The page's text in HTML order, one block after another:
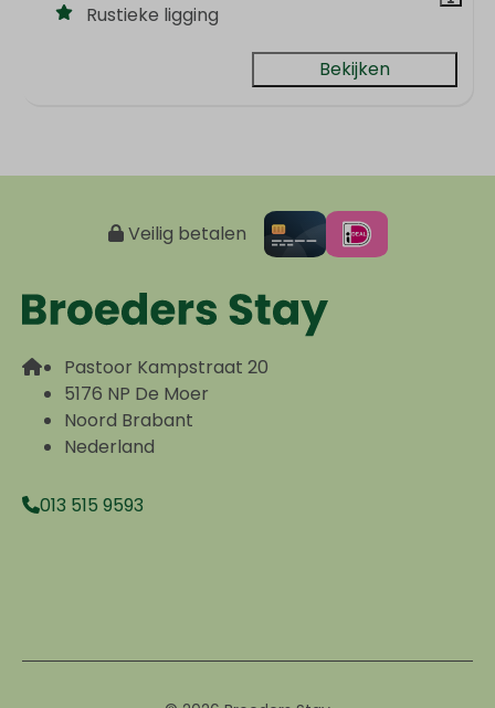
Rustieke ligging
Bekijken
Veilig betalen
Pastoor Kampstraat 20
5176 NP De Moer
Noord Brabant
Nederland
013 515 9593